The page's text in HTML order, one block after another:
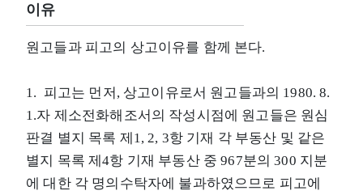
이유
원고들과 피고의 상고이유를 함께 본다.
1. 피고는 먼저, 상고이유로서 원고들과의 1980. 8.
1.자 제소전화해조서의 작성시점에 원고들은 원심
판결 별지 목록 제1, 2, 3항 기재 각 부동산 및 같은
별지 목록 제4항 기재 부동산 중 967분의 300 지분
에 대한 각 명의수탁자에 불과하였으므로 피고에